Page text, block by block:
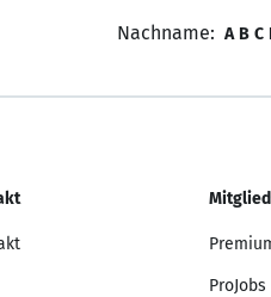
Nachname: A B C
ProJobs